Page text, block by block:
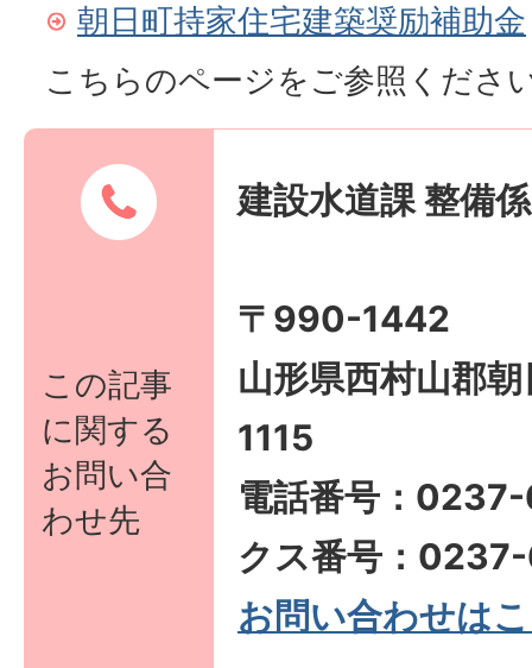
朝日町持家住宅建築奨励補助金
こちらのページをご参照くださ
この記事
に関する
お問い合
わせ先
建設水道課 整備係
〒990-1442
山形県西村山郡
1115
電話番号：
クス番号：
お問い合わせは